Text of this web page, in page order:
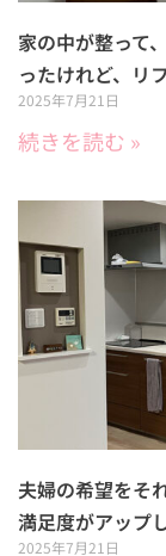
家の中が整って
ったけれど、リ
2025年7月21日
続きを読む »
夫婦の希望をそ
満足度がアップ
2025年7月21日